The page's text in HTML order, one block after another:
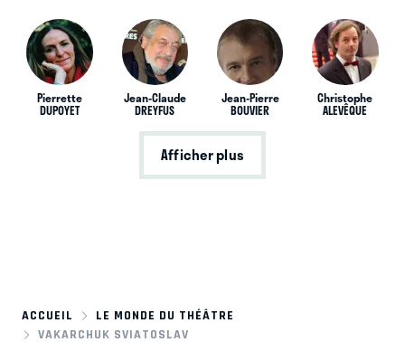
Pierrette
DUPOYET
Jean-Claude
DREYFUS
Jean-Pierre
BOUVIER
Christophe
ALEVÊQUE
Afficher plus
ACCUEIL
LE MONDE DU THÉÂTRE
VAKARCHUK SVIATOSLAV